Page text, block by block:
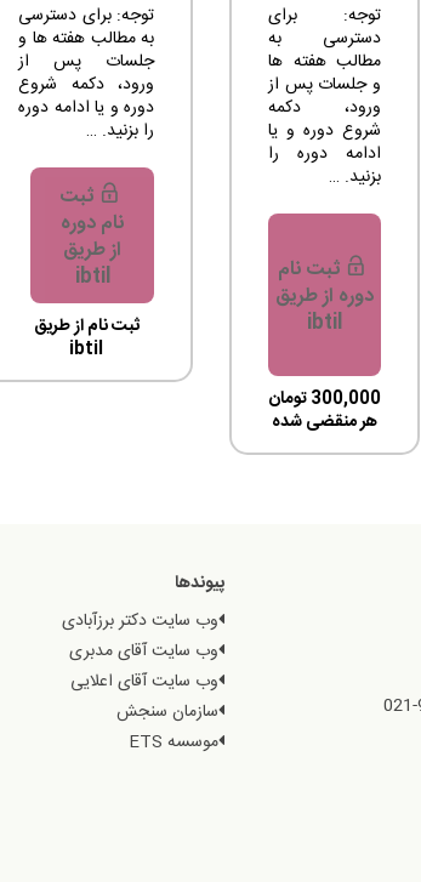
توجه: برای
دسترسی به
مطالب هفته ها
و جلسات پس از
ورود، دکمه
شروع دوره و یا
ادامه دوره را
بزنید. …
ثبت نام
دوره از طریق
ibtil
300,000تومان
هر منقضی شده
توجه: برای دسترسی
به مطالب هفته ها و
جلسات پس از
ورود، دکمه شروع
دوره و یا ادامه دوره
را بزنید. …
ثبت
نام دوره
از طریق
ibtil
ثبت نام از طریق
ibtil
پیوندها
وب سایت دکتر برزآبادی
وب سایت آقای مدبری
وب سایت آقای اعلایی
سازمان سنجش
موسسه ETS